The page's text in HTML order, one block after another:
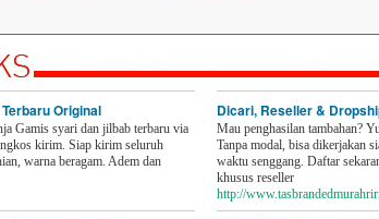
Original
Gamis syari dan jilbab terbaru via
kirim. Siap kirim seluruh
warna beragam. Adem dan
Dicari, Reseller &
Mau penghasilan tambahan?
Tanpa modal, bisa dikerjakan
waktu senggang. Daftar
khusus reseller
http://